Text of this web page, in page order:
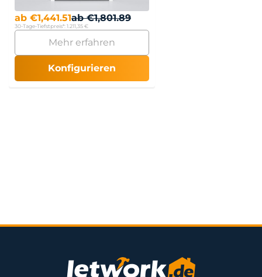
ab €1,441.51ab€1,801.89
30-Tage-Tiefstpreis*:1.211,35 €
Mehr erfahren
Konfigurieren